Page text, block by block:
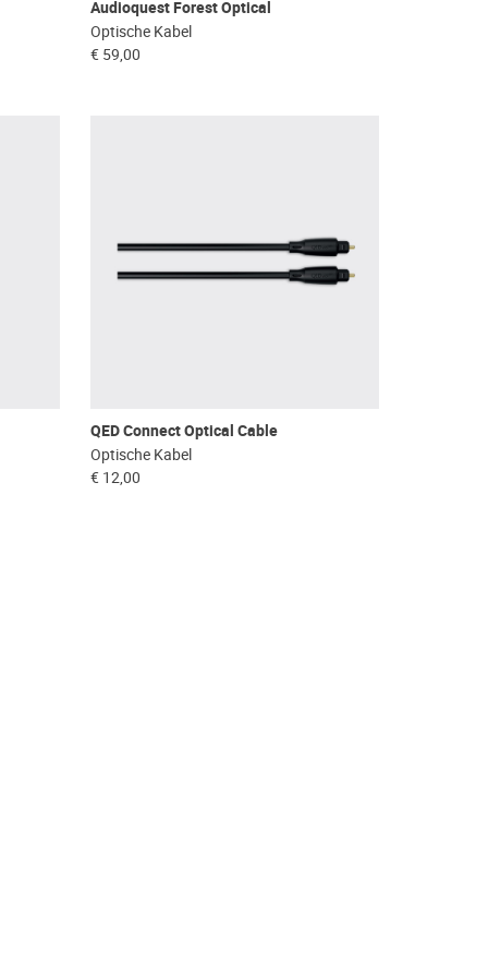
Audioquest Forest Optical
Optische Kabel
€ 59,00
QED Connect Optical Cable
Optische Kabel
€ 12,00